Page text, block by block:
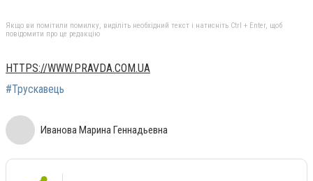
Якщо ви помітили помилку, виділіть необхідний текст і натисніть Ctrl + Enter, щоб
повідомити про це редакцію
HTTPS://WWW.PRAVDA.COM.UA
#Трускавець
Иванова Марина Геннадьевна